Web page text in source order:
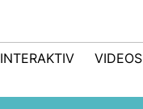
INTERAKTIV VIDEOS